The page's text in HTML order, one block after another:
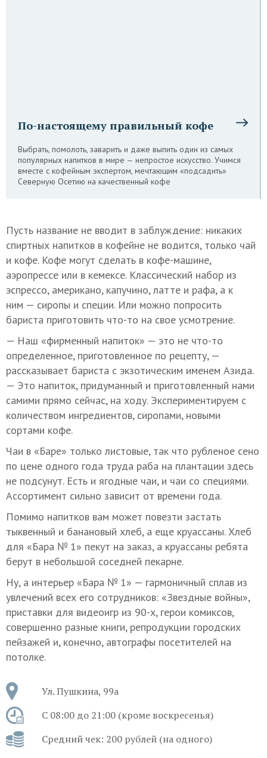
По-настоящему правильный кофе
Выбрать, помолоть, заварить и даже выпить один из самых
популярных напитков в мире — непростое искусство. Учимся
вместе с кофейным экспертом, мечтающим «подсадить»
Северную Осетию на качественный кофе
Пусть название не вводит в заблуждение: никаких
спиртных напитков в кофейне не водится, только чай
и кофе. Кофе могут сделать в кофе-машине,
аэропрессе или в кемексе. Классический набор из
эспрессо, американо, капучино, латте и рафа, а к
ним — сиропы и специи. Или можно попросить
бариста приготовить что-то на свое усмотрение.
— Наш «фирменный напиток» — это не что-то
определенное, приготовленное по рецепту, —
рассказывает бариста с экзотическим именем Азида.
— Это напиток, придуманный и приготовленный нами
самими прямо сейчас, на ходу. Экспериментируем с
количеством ингредиентов, сиропами, новыми
сортами кофе.
Чаи в «Баре» только листовые, так что рубленое сено
по цене одного года труда раба на плантации здесь
не подсунут. Есть и ягодные чаи, и чаи со специями.
Ассортимент сильно зависит от времени года.
Помимо напитков вам может повезти застать
тыквенный и банановый хлеб, а еще круассаны. Хлеб
для «Бара № 1» пекут на заказ, а круассаны ребята
берут в небольшой соседней пекарне.
Ну, а интерьер «Бара № 1» — гармоничный сплав из
увлечений всех его сотрудников: «Звездные войны»,
приставки для видеоигр из 90-х, герои комиксов,
совершенно разные книги, репродукции городских
пейзажей и, конечно, автографы посетителей на
потолке.
Ул. Пушкина, 99а
С 08:00 до 21:00 (кроме воскресенья)
Средний чек: 200 рублей (на одного)